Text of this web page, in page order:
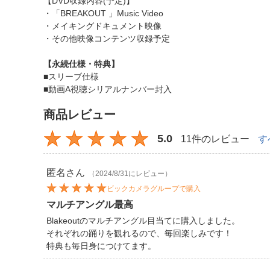
・「BREAKOUT 」Music Video
・メイキングドキュメント映像
・その他映像コンテンツ収録予定
【永続仕様・特典】
■スリーブ仕様
■動画A視聴シリアルナンバー封入
商品レビュー
5.0 11件のレビュー す
匿名 さん
（2024/8/31にレビュー）
ビックカメラグループで購入
マルチアングル最高
Blakeoutのマルチアングル目当てに購入しました。
それぞれの踊りを観れるので、毎回楽しみです！
特典も毎日身につけてます。